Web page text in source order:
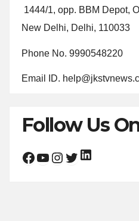
1444/1, opp. BBM Depot,
New Delhi, Delhi, 110033
Phone No. 9990548220
Email ID.
Follow Us
Facebook YouTube Instagram Twitter LinkedIn